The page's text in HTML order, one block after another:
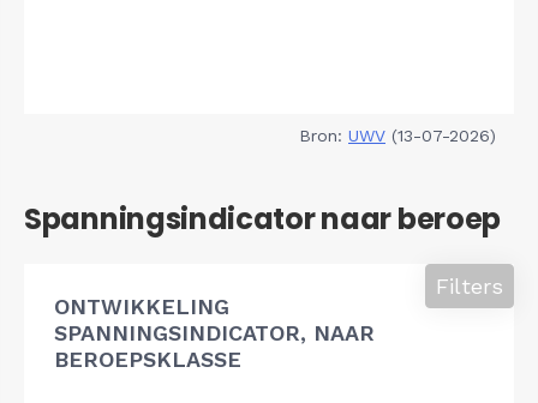
Bron: UWV (13-07-2026)
Spanningsindicator naar beroep
ONTWIKKELING
SPANNINGSINDICATOR, NAAR
BEROEPSKLASSE
Filters